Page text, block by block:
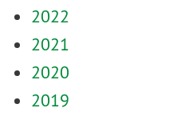
2022
2021
2020
2019